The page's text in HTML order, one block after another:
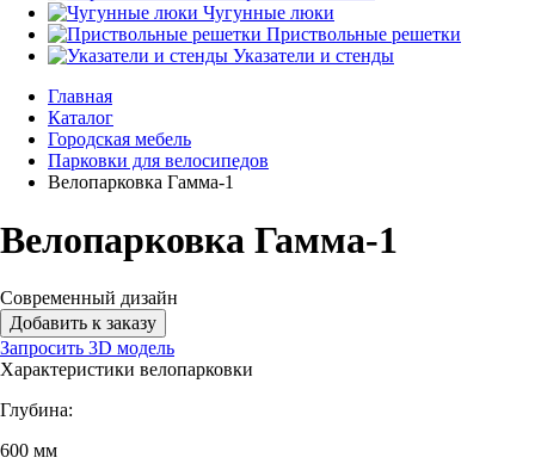
Чугунные люки
Приствольные решетки
Указатели и стенды
Главная
Каталог
Городская мебель
Парковки для велосипедов
Велопарковка Гамма-1
Велопарковка Гамма-1
Современный дизайн
Добавить к заказу
Запросить 3D модель
Характеристики велопарковки
Глубина:
600 мм